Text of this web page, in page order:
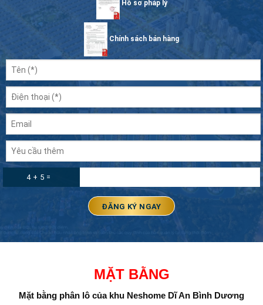
Hồ sơ pháp lý
Chính sách bán hàng
4 + 5 =
MẶT BẰNG
Mặt bằng phân lô củakhu Neshome Dĩ An Bình Dương